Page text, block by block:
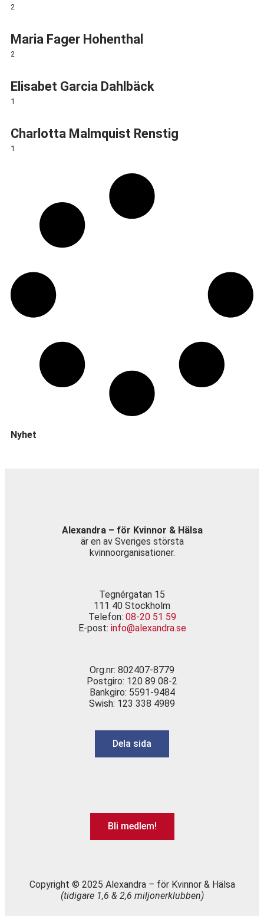
2
Maria Fager Hohenthal
2
Elisabet Garcia Dahlbäck
1
Charlotta Malmquist Renstig
1
Nyhet
Alexandra – för Kvinnor & Hälsa
är en av Sveriges största
kvinnoorganisationer.
Tegnérgatan 15
111 40 Stockholm
Telefon: 08-20 51 59
E-post: info@alexandra.se
Org.nr: 802407-8779
Postgiro: 120 89 08-2
Bankgiro: 5591-9484
Swish: 123 338 4989
Dela sida
Bli medlem!
Copyright © 2025 Alexandra – för Kvinnor & Hälsa
(tidigare 1,6 & 2,6 miljonerklubben)